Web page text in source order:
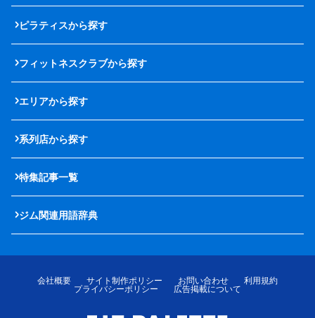
ピラティスから探す
フィットネスクラブから探す
エリアから探す
系列店から探す
特集記事一覧
ジム関連用語辞典
会社概要 サイト制作ポリシー お問い合わせ
利用規約
プライバシーポリシー
広告掲載について